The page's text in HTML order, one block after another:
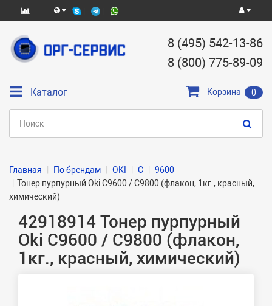
8 (495) 542-13-86
8 (800) 775-89-09
Каталог Корзина 0
Главная По брендам OKI C
9600
Тонер пурпурный Oki C9600 / C9800 (флакон, 1кг., красный,
химический)
42918914 Тонер пурпурный
Oki C9600 / C9800 (флакон,
1кг., красный, химический)